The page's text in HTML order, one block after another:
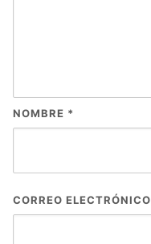
NOMBRE *
CORREO ELECTRÓNICO